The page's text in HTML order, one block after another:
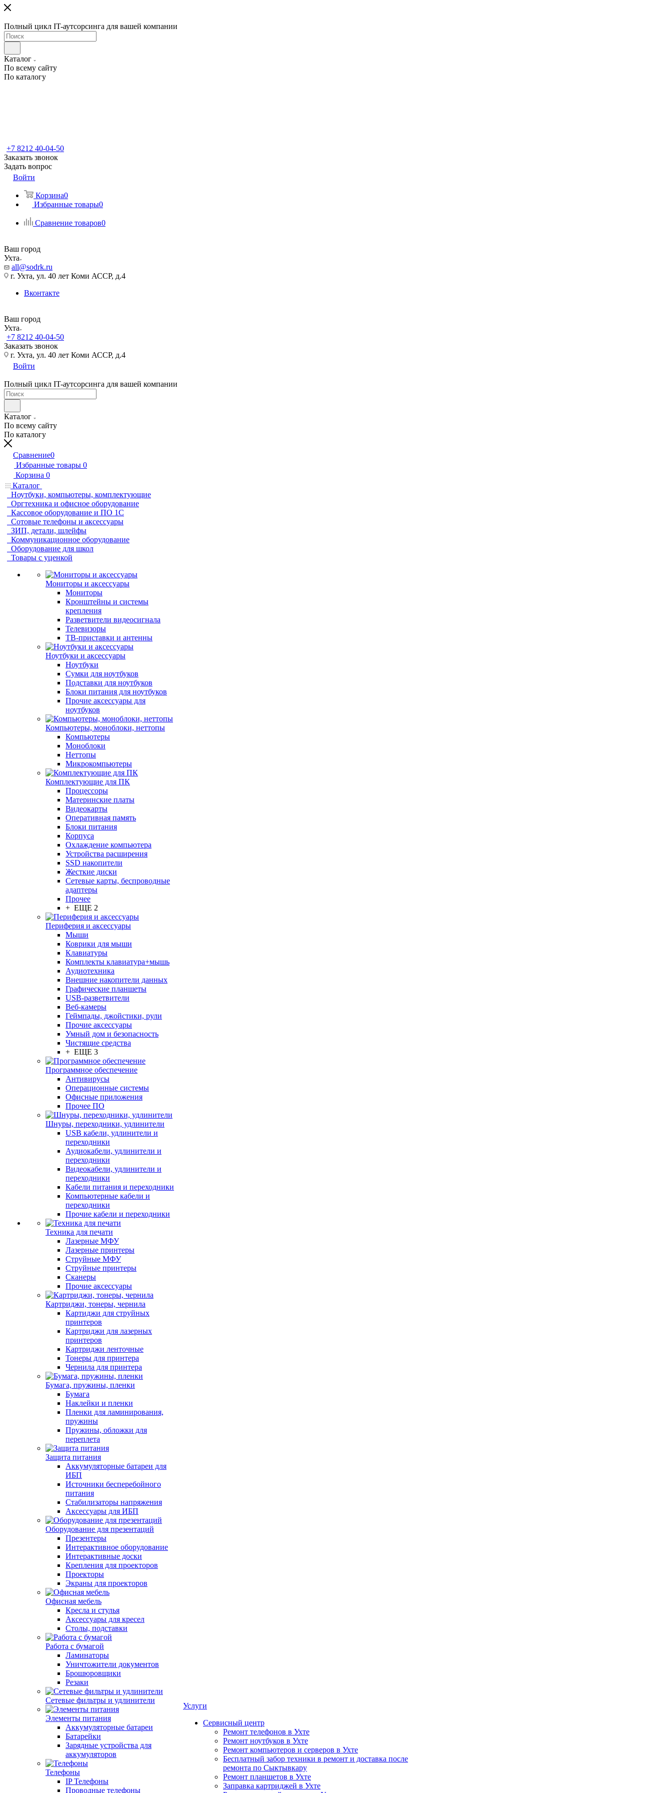
Полный цикл IT-аутсорсинга для вашей компании
Каталог
По всему сайту
По каталогу
+7 8212 40-04-50
Заказать звонок
Задать вопрос
Войти
Корзина0
Избранные товары0
Сравнение товаров0
Ваш город
Ухта
all@sodrk.ru
г. Ухта, ул. 40 лет Коми АССР, д.4
Вконтакте
Ваш город
Ухта
+7 8212 40-04-50
Заказать звонок
г. Ухта, ул. 40 лет Коми АССР, д.4
Войти
Полный цикл IT-аутсорсинга для вашей компании
Каталог
По всему сайту
По каталогу
Сравнение0
Избранные товары 0
Корзина 0
Каталог
Ноутбуки, компьютеры, комплектующие
Оргтехника и офисное оборудование
Кассовое оборудование и ПО 1С
Сотовые телефоны и аксессуары
ЗИП, детали, шлейфы
Коммуникационное оборудование
Оборудование для школ
Товары с уценкой
Мониторы и аксессуары
Мониторы
Кронштейны и системы
крепления
Разветвители видеосигнала
Телевизоры
ТВ-приставки и антенны
Ноутбуки и аксессуары
Ноутбуки
Сумки для ноутбуков
Подставки для ноутбуков
Блоки питания для ноутбуков
Прочие аксессуары для
ноутбуков
Компьютеры, моноблоки, неттопы
Компьютеры
Моноблоки
Неттопы
Микрокомпьютеры
Комплектующие для ПК
Процессоры
Материнские платы
Видеокарты
Оперативная память
Блоки питания
Корпуса
Охлаждение компьютера
Устройства расширения
SSD накопители
Жесткие диски
Сетевые карты, беспроводные
адаптеры
Прочее
+ ЕЩЕ 2
Периферия и аксессуары
Мыши
Коврики для мыши
Клавиатуры
Комплекты клавиатура+мышь
Аудиотехника
Внешние накопители данных
Графические планшеты
USB-разветвители
Веб-камеры
Геймпады, джойстики, рули
Прочие аксессуары
Умный дом и безопасность
Чистящие средства
+ ЕЩЕ 3
Программное обеспечение
Антивирусы
Операционные системы
Офисные приложения
Прочее ПО
Шнуры, переходники, удлинители
USB кабели, удлинители и
переходники
Аудиокабели, удлинители и
переходники
Видеокабели, удлинители и
переходники
Кабели питания и переходники
Компьютерные кабели и
переходники
Прочие кабели и переходники
Техника для печати
Лазерные МФУ
Лазерные принтеры
Струйные МФУ
Струйные принтеры
Сканеры
Прочие аксессуары
Картриджи, тонеры, чернила
Картиджи для струйных
принтеров
Картриджи для лазерных
принтеров
Картриджи ленточные
Тонеры для принтера
Чернила для принтера
Бумага, пружины, пленки
Бумага
Наклейки и пленки
Пленки для ламинирования,
пружины
Пружины, обложки для
переплета
Защита питания
Аккумуляторные батареи для
ИБП
Источники бесперебойного
питания
Стабилизаторы напряжения
Аксессуары для ИБП
Оборудование для презентаций
Презентеры
Интерактивное оборудование
Интерактивные доски
Крепления для проекторов
Проекторы
Экраны для проекторов
Офисная мебель
Кресла и стулья
Аксессуары для кресел
Столы, подставки
Работа с бумагой
Ламинаторы
Уничтожители документов
Брошюровщики
Резаки
Сетевые фильтры и удлинители
Элементы питания
Аккумуляторные батареи
Батарейки
Зарядные устройства для
аккумуляторов
Телефоны
IP Телефоны
Проводные телефоны
Услуги
Сервисный центр
Ремонт телефонов в Ухте
Ремонт ноутбуков в Ухте
Ремонт компьютеров и серверов в Ухте
Бесплатный забор техники в ремонт и доставка после
ремонта по Сыктывкару
Ремонт планшетов в Ухте
Заправка картриджей в Ухте